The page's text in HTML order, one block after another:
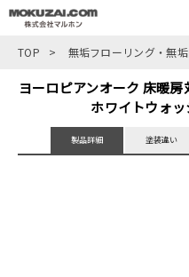
TOP > 無垢フローリング・無
ヨーロピアンオーク 床暖
ホワイトウォ
製品詳細 塗装違い